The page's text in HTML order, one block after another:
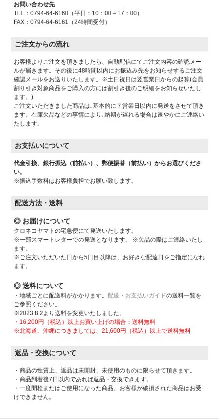
お問い合わせ先
TEL：0794-64-6160（平日：10：00～17：00）
FAX：0794-64-6161（24時間受付）
ご注文からの流れ
お客様よりご注文を頂きましたら、自動配信にてご注文内容の確認メー
ルが届きます。その後に48時間以内にお振込み先をお知らせするご注文
確認メールをお送りいたします。※土日祝日は翌営業日からの起算(会員
割り引き対象商品をご購入の方には割引き後のご明細をお知らせいたし
ます。)
ご注文いただきました商品は､基本的に７営業日以内に発送をさせて頂き
ます。在庫欠品などの事情により､納期が遅れる場合は速やかにご連絡い
たします。
お支払いについて
代金引換、銀行振込（前払い）、郵便振替（前払い）からお選びくださ
い。
※振込手数料はお客様負担でお願い致します。
配送方法・送料
◎ お届けについて
クロネコヤマトの宅急便にて発送いたします。
※一部スマートレターでの発送となります。 ※欠品の際はご連絡いたし
ます。
※ご注文いただいた日から5日目以降は、お好きな配達日をご指定になれ
ます。
◎ 送料について
・地域ごとに配送料がかかります。 配送・お支払いガイドの送料一覧を
ご参照ください。
※2023.8.2より送料を変更いたしました。
・16,200円（税込）以上お買い上げの場合：送料無料
※北海道、沖縄につきましては、21,600円（税込）以上で送料無料
返品・交換について
・商品の性質上、返品は未開封、未使用のものに限らせて頂きます。
・商品到着後7日以内であれば返品・交換できます。
・一度開栓またはご使用になった商品、お客様が破損された商品はお受
けできません。